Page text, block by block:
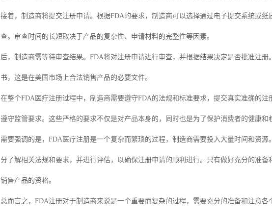
接着，制造商将提交注册申请。根据FDA的要求，制造商可以选择通过电子提交系统或
查。审查时间的长短取决于产品的复杂性、申请材料的完整性等因素。
后，制造商需等待审查结果。FDA将对注册申请进行审查，并根据结果决定是否批准注
书，这是在美国市场上合法销售产品的必要文件。
在整个FDA医疗注册过程中，制造商需要遵守FDA的法规和标准要求，提交真实准确的
遵守监管要求。这些严格的要求不仅是对产品本身的，同时也是为了保护消费者的健康和
需要强调的是，FDA医疗注册是一个复杂而繁琐的过程，制造商需要投入大量时间和资
分了解相关法规和要求，并进行评估，以确保注册申请的顺利进行。只有做好充分的准
销售产品的资格。
总而言之，FDA注册对于制造商来说是一个重要而复杂的过程，需要充分的准备和注意